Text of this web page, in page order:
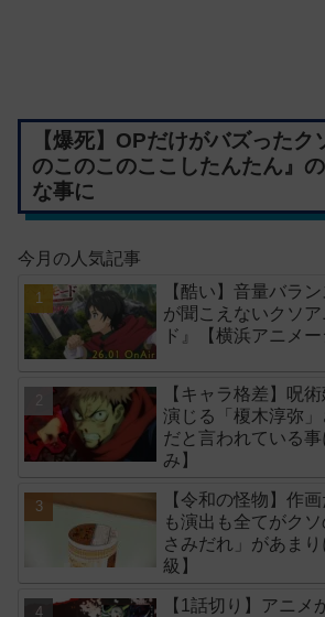
【爆死】OPだけがバズったク
のこのこのここしたんたん』
な事に
今月の人気記事
【酷い】音量バラ
が聞こえないクソ
ド』【横浜アニメー
【キャラ格差】呪
演じる「榎木淳弥
だと言われている
み】
【令和の怪物】作
も演出も全てがク
さみだれ」があま
級】
【1話切り】アニメ